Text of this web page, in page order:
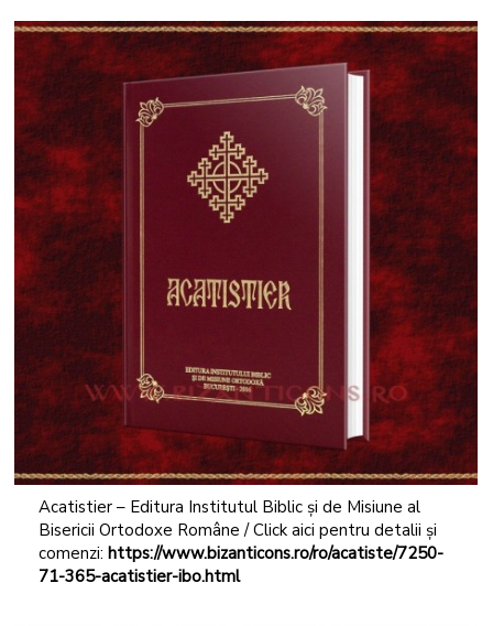
Acatistier – Editura Institutul Biblic și de Misiune al
Bisericii Ortodoxe Române / Click aici pentru detalii și
comenzi: https://www.bizanticons.ro/ro/acatiste/7250-
71-365-acatistier-ibo.html